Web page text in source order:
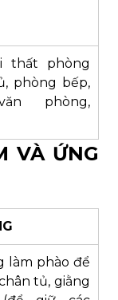
thất phòng
phòng bếp,
phòng,
VÀ ỨNG
làm phào để
tủ, giằng